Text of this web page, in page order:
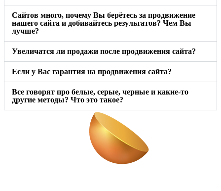
Сайтов много, почему Вы берётесь за продвижение
нашего сайта и добивайтесь результатов? Чем Вы
лучше?
Увеличатся ли продажи после продвижения сайта?
Если у Вас гарантия на продвижения сайта?
Все говорят про белые, серые, черные и какие-то
другие методы? Что это такое?